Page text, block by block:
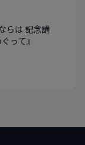
らは 記念講
って』